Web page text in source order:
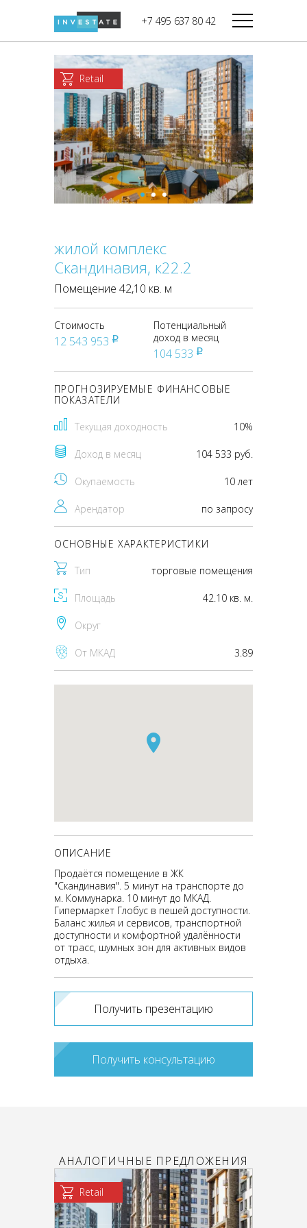
+7 495 637 80 42
Дикси
Верный
Мираторг
Магнолия
В башне
Башня Федерация-II
Запад
Башня Федерация-I
Восток
Город Столиц,
Северный блок
Город Столиц,
Южный блок
Retail
жилой комплекс
Скандинавия, к22.2
Помещение 42,10 кв. м
Стоимость
12 543 953 pуб
Потенциальный
доход в месяц
104 533 pуб
ПРОГНОЗИРУЕМЫЕ ФИНАНСОВЫЕ
ПОКАЗАТЕЛИ
Текущая доходность 10%
Доход в месяц 104 533 руб.
Окупаемость 10 лет
Арендатор по запросу
ОСНОВНЫЕ ХАРАКТЕРИСТИКИ
Тип торговые помещения
Площадь 42.10 кв. м.
Округ
От МКАД 3.89
ОПИСАНИЕ
Продаётся помещение в ЖК
"Скандинавия". 5 минут на транспорте до
м. Коммунарка. 10 минут до МКАД.
Гипермаркет Глобус в пешей доступности.
Баланс жилья и сервисов, транспортной
доступности и комфортной удалённости
от трасс, шумных зон для активных видов
отдыха.
Получить презентацию
Получить консультацию
АНАЛОГИЧНЫЕ ПРЕДЛОЖЕНИЯ
Retail